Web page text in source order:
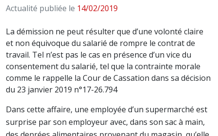
Actualité publiée le 14/02/2019
La démission ne peut résulter que d’une volonté claire
et non équivoque du salarié de rompre le contrat de
travail. Tel n’est pas le cas en présence d’un vice du
consentement du salarié, tel que la contrainte morale
comme le rappelle la Cour de Cassation dans sa décision
du 23 janvier 2019 n°17-26.794
Dans cette affaire, une employée d’un supermarché est
surprise par son employeur avec, dans son sac à main,